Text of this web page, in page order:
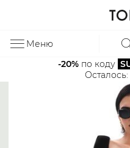
Меню
-20% по коду
Осталось: